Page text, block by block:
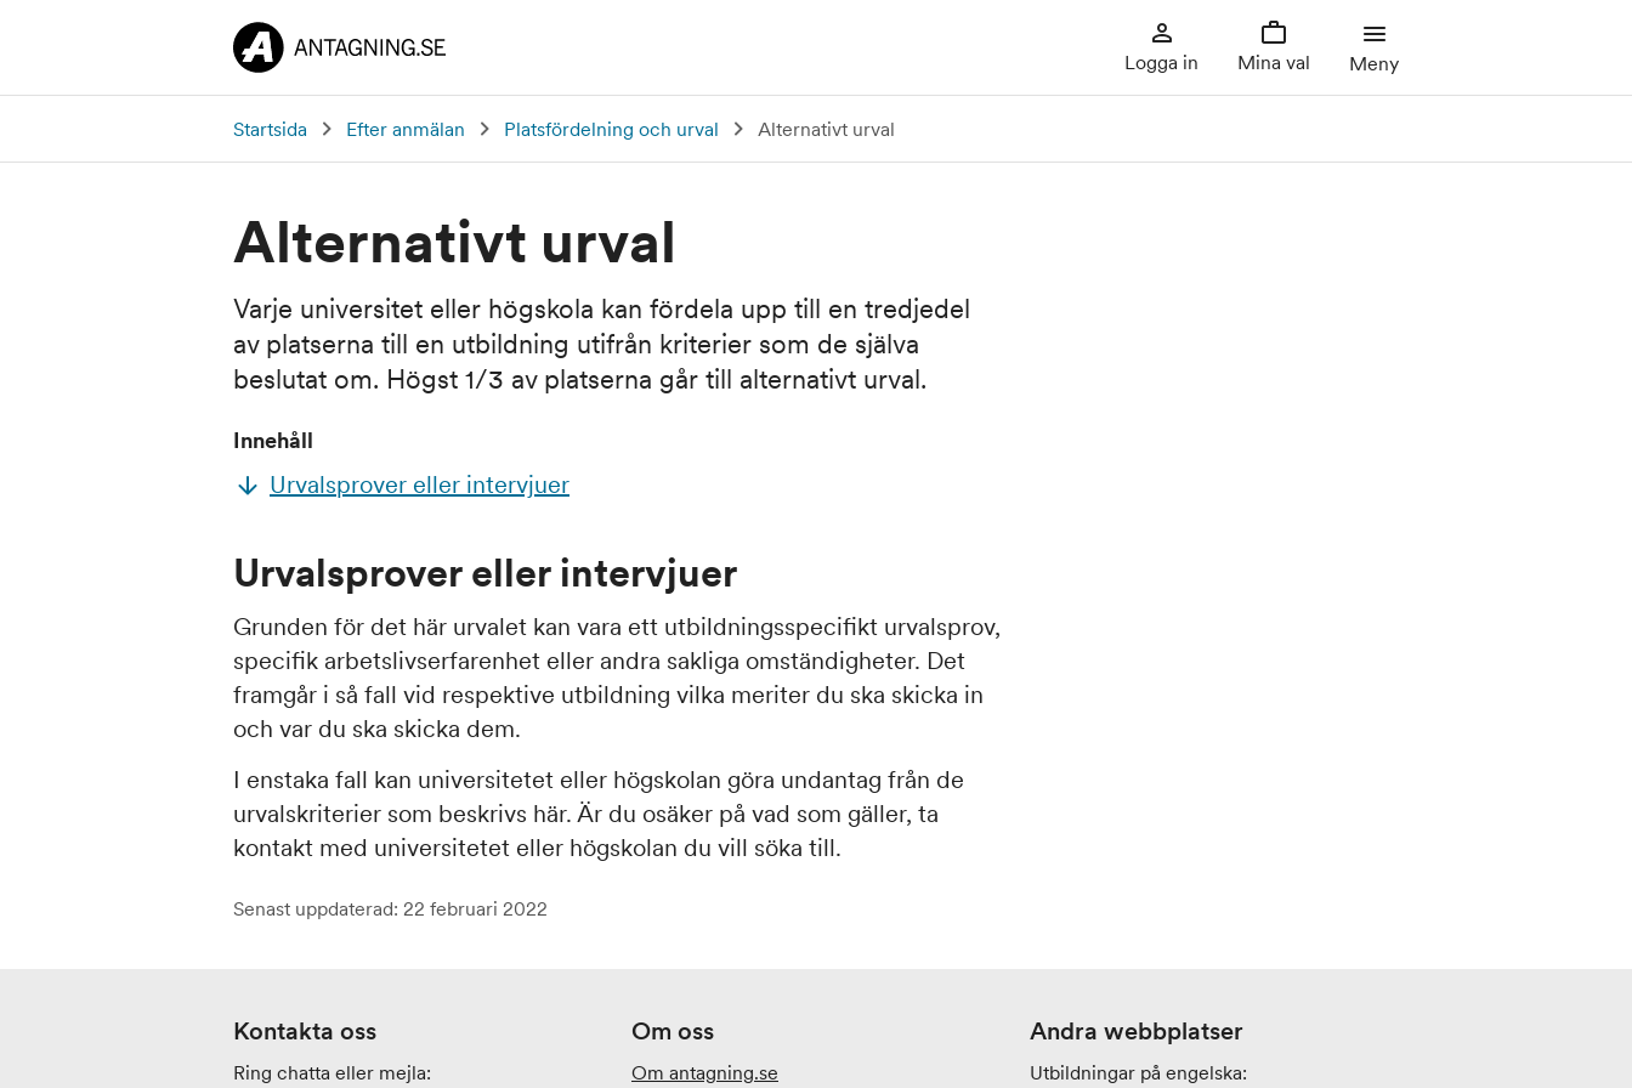
Logga in Mina val Meny
Startsida Efter anmälan Platsfördelning och urval Alternativt urval
Alternativt urval
Varje universitet eller högskola kan fördela upp till en tredjedel
av platserna till en utbildning utifrån kriterier som de själva
beslutat om. Högst 1/3 av platserna går till alternativt urval.
Innehåll
Urvalsprover eller intervjuer
Urvalsprover eller intervjuer
Grunden för det här urvalet kan vara ett utbildningsspecifikt urvalsprov,
specifik arbetslivserfarenhet eller andra sakliga omständigheter. Det
framgår i så fall vid respektive utbildning vilka meriter du ska skicka in
och var du ska skicka dem.
I enstaka fall kan universitetet eller högskolan göra undantag från de
urvalskriterier som beskrivs här. Är du osäker på vad som gäller, ta
kontakt med universitetet eller högskolan du vill söka till.
Senast uppdaterad: 22 februari 2022
Kontakta oss
Ring chatta eller mejla:
Om oss
Om antagning.se
Andra webbplatser
Utbildningar på engelska: